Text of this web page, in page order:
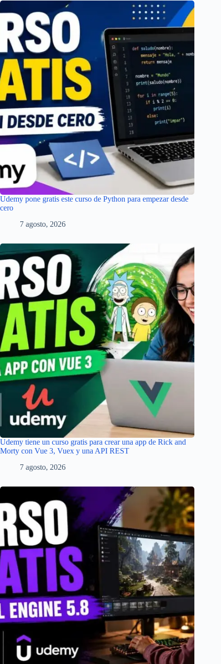
Udemy pone gratis este curso de Python para empezar desde
cero
7 agosto, 2026
Udemy tiene un curso gratis para crear una app de Rick and
Morty con Vue 3, Vuex y una API REST
7 agosto, 2026